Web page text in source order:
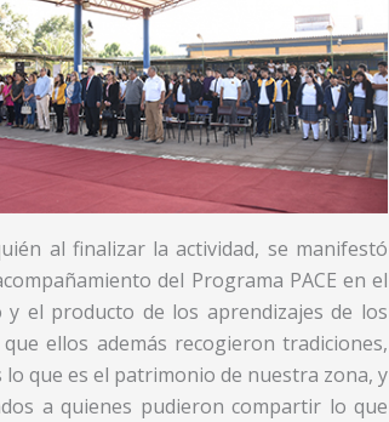
al finalizar la actividad, se manifestó
del Programa PACE en el
el producto de los aprendizajes de los
ellos además recogieron tradiciones,
que es el patrimonio de nuestra zona, y
a quienes pudieron compartir lo que